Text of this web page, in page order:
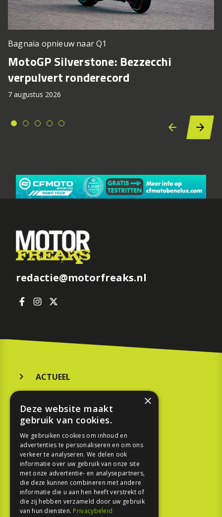
Bagnaia opnieuw naar Q1
MotoGP Silverstone: Bezzecchi
verpulvert ronderecord
7 augustus 2026
redactie@motorfreaks.nl
ACTUEEL
KOOPGIDS
TESTEN
SPORT
REPORTAGE
TOUREN
×
Deze website maakt
gebruik van cookies.
We gebruiken cookies om inhoud en
advertenties te personaliseren en om ons
verkeer te analyseren. We delen ook
informatie over uw gebruik van onze site
met onze advertentie- en analysepartners,
die deze kunnen combineren met andere
informatie die u aan hen heeft verstrekt of
die zij hebben verzameld door uw gebruik
van hun diensten. Privacybeleid